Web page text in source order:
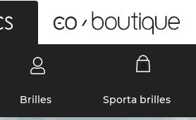
Brilles Sporta brilles